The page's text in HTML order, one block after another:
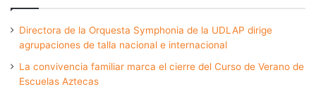
Directora de la Orquesta Symphonia de la UDLAP dirige
agrupaciones de talla nacional e internacional
La convivencia familiar marca el cierre del Curso de Verano de
Escuelas Aztecas